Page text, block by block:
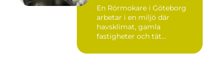
En Rörmokare i Göteborg
arbetar i en miljö där
havsklimat, gamla
fastigheter och tät